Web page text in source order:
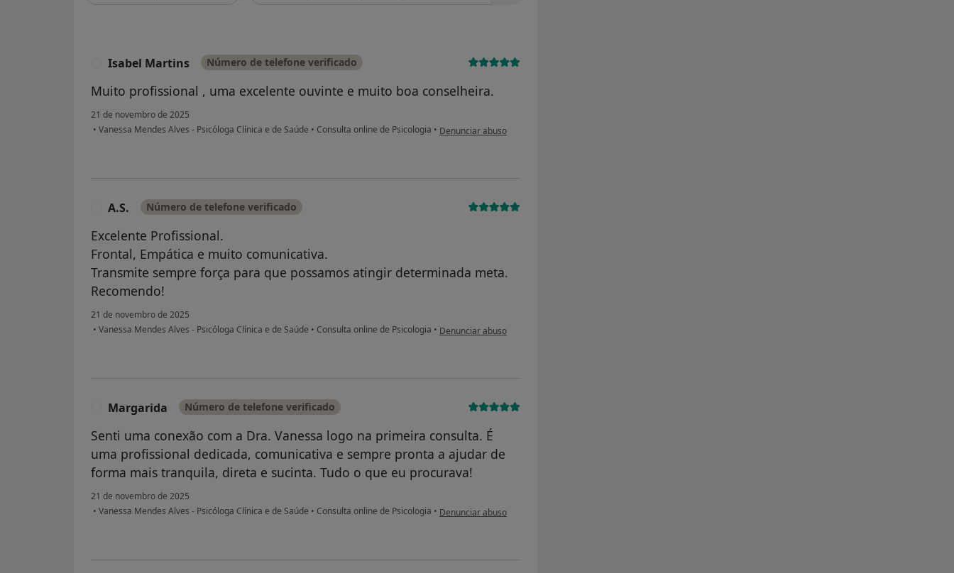
Isabel Martins Número de telefone verificado
Muito profissional , uma excelente ouvinte e muito boa conselheira.
21 de novembro de 2025
• Vanessa Mendes Alves - Psicóloga Clínica e de Saúde • Consulta online de Psicologia • na opinião do utilizador Isabel Martins
Denunciar abuso
A.S. Número de telefone verificado
Excelente Profissional.
Frontal, Empática e muito comunicativa.
Transmite sempre força para que possamos atingir determinada meta.
Recomendo!
21 de novembro de 2025
• Vanessa Mendes Alves - Psicóloga Clínica e de Saúde • Consulta online de Psicologia • na opinião do utilizador A.S.
Denunciar abuso
Margarida Número de telefone verificado
Senti uma conexão com a Dra. Vanessa logo na primeira consulta. É
uma profissional dedicada, comunicativa e sempre pronta a ajudar de
forma mais tranquila, direta e sucinta. Tudo o que eu procurava!
21 de novembro de 2025
• Vanessa Mendes Alves - Psicóloga Clínica e de Saúde • Consulta online de Psicologia • na opinião do utilizador Margarida
Denunciar abuso